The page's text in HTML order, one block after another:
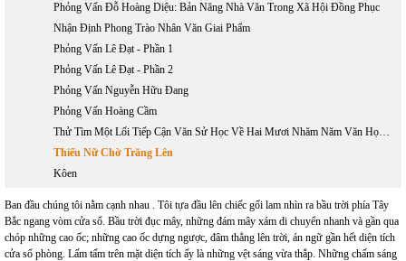
Phỏng Vấn Đỗ Hoàng Diệu: Bản Năng Nhà Văn Trong Xã Hội Đồng Phục
Nhận Định Phong Trào Nhân Văn Giai Phẩm
Phỏng Vấn Lê Đạt - Phần 1
Phỏng Vấn Lê Đạt - Phần 2
Phỏng Vấn Nguyễn Hữu Đang
Phỏng Vấn Hoàng Cầm
Thử Tìm Một Lối Tiếp Cận Văn Sử Học Về Hai Mươi Nhăm Năm Văn Học Việt Nam Hải Ngoại 1975 - 2000
Thiếu Nữ Chờ Trăng Lên
Kôen
Ban đầu chúng tôi nằm cạnh nhau . Tôi tựa đầu lên chiếc gối lam nhìn ra bầu trời phía Tây
Bắc ngang vòm cửa sổ. Bầu trời đục mây, những đám mây xám di chuyển nhanh và gần qua
chóp những cao ốc; những cao ốc dựng ngược, đâm thẳng lên trời, án ngữ gần hết diện tích
cửa sổ phòng. Lấm tấm trên mặt diện tích ấy là những vệt sáng vừa thắp. Những chấm sáng